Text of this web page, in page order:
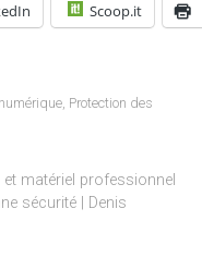
Scoop.it
, Protection des
matériel professionnel
sécurité | Denis